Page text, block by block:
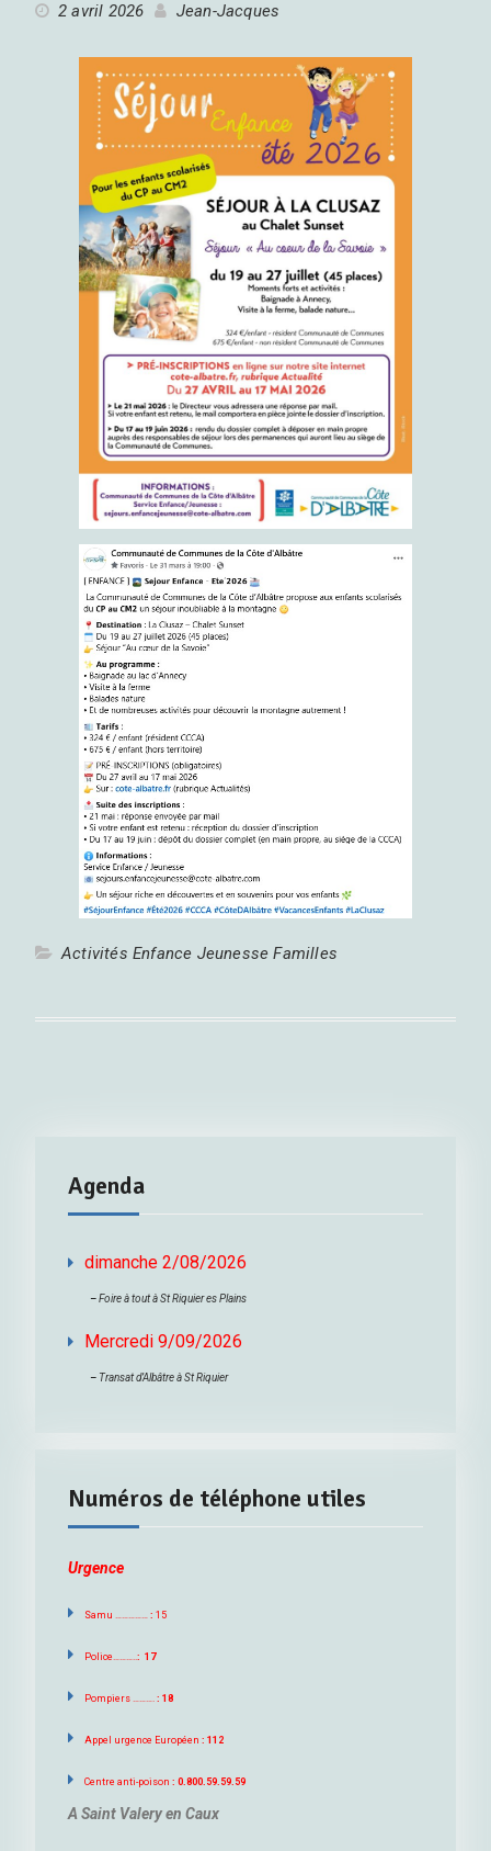
2 avril 2026 Jean-Jacques
Activités Enfance Jeunesse Familles
Agenda
dimanche 2/08/2026
–Foire à tout à St Riquier es Plains
Mercredi 9/09/2026
– Transat d’Albâtre à St Riquier
Numéros de téléphone utiles
Urgence
Samu …………… : 15
Police………..: 17
Pompiers ………. : 18
Appel urgence Européen : 112
Centre anti-poison : 0.800.59.59.59
A Saint Valery en Caux